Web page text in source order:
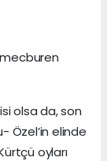
mecburen
olsa da, son
Özel’in elinde
oyları